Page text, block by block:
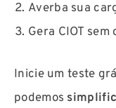
Averba sua
Gera CIOT
Inicie um teste
podemos